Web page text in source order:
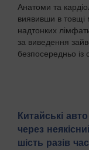
Анатоми та
виявивши в товщі
надтонких
за виведення
безпосередньо
Китайські
через
шість разів